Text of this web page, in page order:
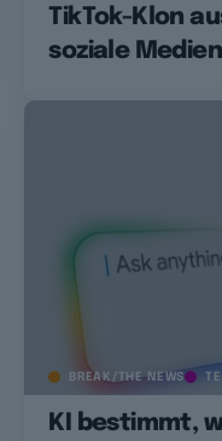
TikTok-Klon
soziale
BREAK/THE NEWS
KI bestimmt,